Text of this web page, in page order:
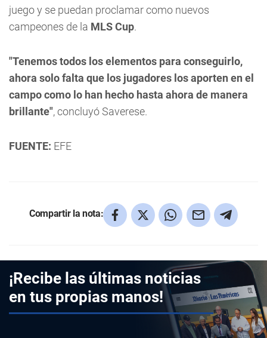
juego y se puedan proclamar como nuevos
campeones de la MLS Cup.
"Tenemos todos los elementos para conseguirlo,
ahora solo falta que los jugadores los aporten en el
campo como lo han hecho hasta ahora de manera
brillante", concluyó Saverese.
FUENTE: EFE
Compartir la nota:
¡Recibe las últimas noticias
en tus propias manos!